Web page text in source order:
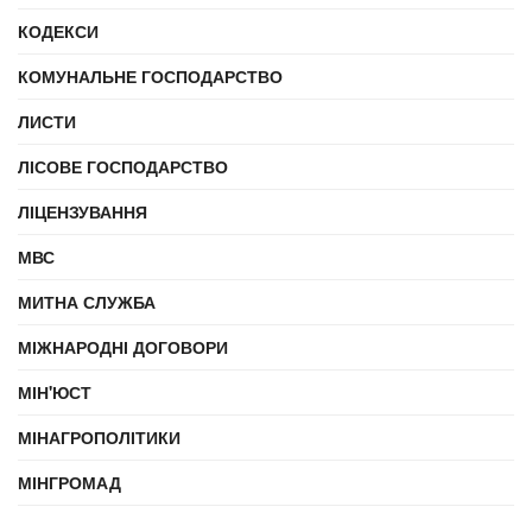
КОДЕКСИ
КОМУНАЛЬНЕ ГОСПОДАРСТВО
ЛИСТИ
ЛІСОВЕ ГОСПОДАРСТВО
ЛІЦЕНЗУВАННЯ
МВС
МИТНА СЛУЖБА
МІЖНАРОДНІ ДОГОВОРИ
МІН'ЮСТ
МІНАГРОПОЛІТИКИ
МІНГРОМАД